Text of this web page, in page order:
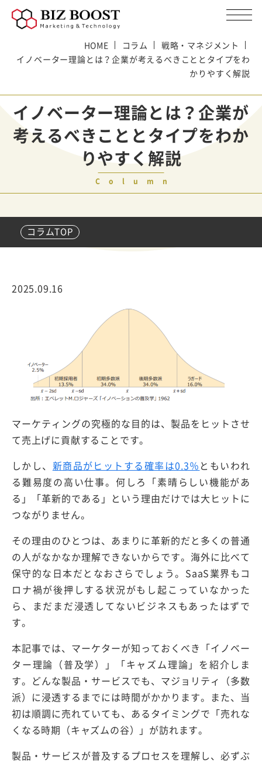
HOME コラム
戦略・マネジメント
イノベーター理論とは？企業が考えるべきこととタイプをわ
かりやすく解説
イノベーター理論とは？企業が
考えるべきこととタイプをわか
りやすく解説
Column
コラムTOP
2025.09.16
マーケティングの究極的な目的は、製品をヒットさせ
て売上げに貢献することです。
しかし、 新商品がヒットする確率は0.3％ ともいわれ
る難易度の高い仕事。何しろ「素晴らしい機能があ
る」「革新的である」という理由だけでは大ヒットに
つながりません。
その理由のひとつは、あまりに革新的だと多くの普通
の人がなかなか理解できないからです。海外に比べて
保守的な日本だとなおさらでしょう。SaaS業界もコ
ロナ禍が後押しする状況がもし起こっていなかった
ら、まだまだ浸透してないビジネスもあったはずで
す。
本記事では、マーケターが知っておくべき「イノベー
ター理論（普及学）」「キャズム理論」を紹介しま
す。どんな製品・サービスでも、マジョリティ（多数
派）に浸透するまでには時間がかかります。また、当
初は順調に売れていても、あるタイミングで「売れな
くなる時期（キャズムの谷）」が訪れます。
製品・サービスが普及するプロセスを理解し、必ずぶ